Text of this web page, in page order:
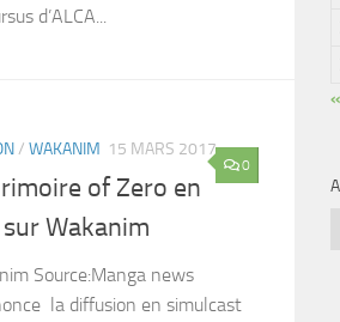
d’ALCA...
0
/ WAKANIM 15 MARS 2017
of Zero en
Wakanim
Source:Manga news
la diffusion en simulcast